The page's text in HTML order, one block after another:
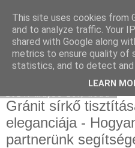
Gránit sírkő
eleganciája -
partnerünk
This site uses cookies from
and to analyze traffic. Your
shared with Google along
metrics to ensure quality of
statistics, and to detect and
LEARN